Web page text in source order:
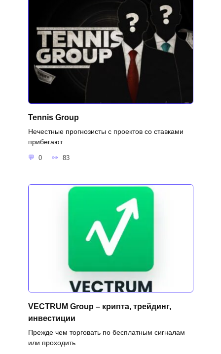
Tennis Group
Нечестные прогнозисты с проектов со ставками
прибегают
0 83
VECTRUM Group – крипта, трейдинг,
инвестиции
Прежде чем торговать по бесплатным сигналам
или проходить